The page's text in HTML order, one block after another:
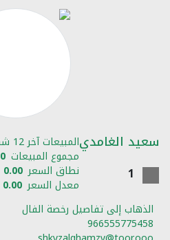
سعيد الغامدي
1
المبيعات آخر 12 شهر
مجموع المبيعات 0
نطاق السعر 0.00
معدل السعر 0.00
الذهاب إلى تفاصيل رخصة الفال
966555775458